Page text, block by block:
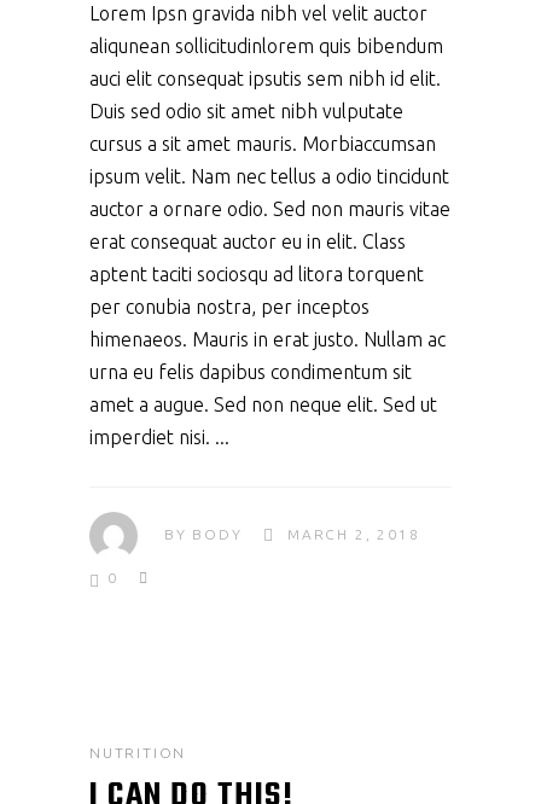
Lorem Ipsn gravida nibh vel velit auctor
aliqunean sollicitudinlorem quis bibendum
auci elit consequat ipsutis sem nibh id elit.
Duis sed odio sit amet nibh vulputate
cursus a sit amet mauris. Morbiaccumsan
ipsum velit. Nam nec tellus a odio tincidunt
auctor a ornare odio. Sed non mauris vitae
erat consequat auctor eu in elit. Class
aptent taciti sociosqu ad litora torquent
per conubia nostra, per inceptos
himenaeos. Mauris in erat justo. Nullam ac
urna eu felis dapibus condimentum sit
amet a augue. Sed non neque elit. Sed ut
imperdiet nisi.
BY BODY MARCH 2, 2018
0
NUTRITION